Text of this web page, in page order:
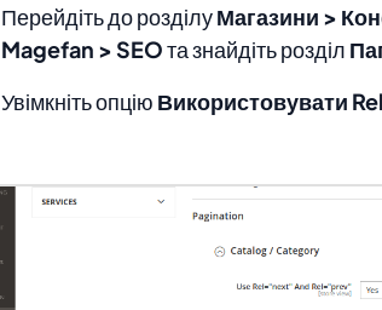
Перейдіть до розділуМагазини >
Magefan > SEOта знайдіть розділ
Увімкніть опцію Використовувати